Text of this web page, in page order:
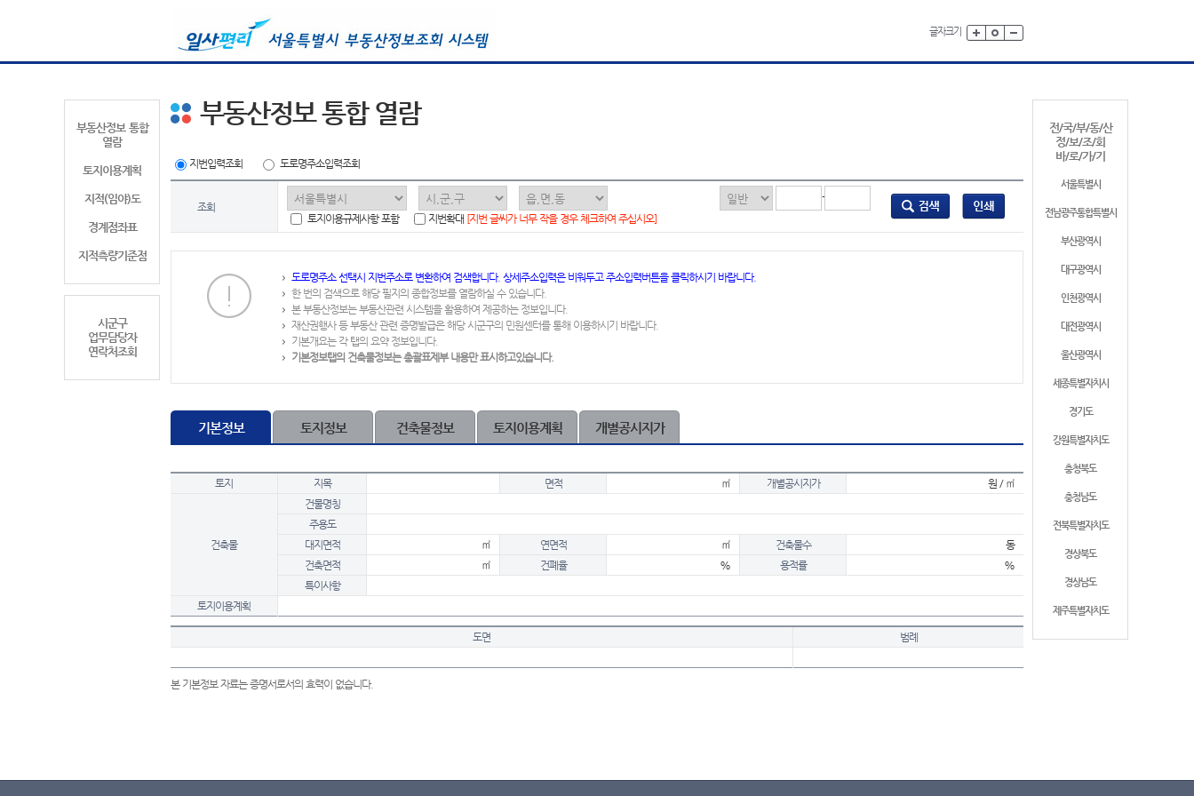
글자크기
부동산정보 통합
열람
토지이용계획
지적(임야)도
경계점좌표
지적측량기준점
시군구
업무담당자
연락처조회
전/국/부/동/산
정/보/조/회
바/로/가/기
서울특별시
전남광주통합특별시
부산광역시
대구광역시
인천광역시
대전광역시
울산광역시
세종특별자치시
경기도
강원특별자치도
충청북도
충청남도
전북특별자치도
경상북도
경상남도
제주특별자치도
부동산정보 통합 열람
지번입력조회 도로명주소입력조회
조회
-
토지이용규제사항 포함
지번확대 [지번 글씨가 너무 작을 경우 체크하여 주십시오]
도로명주소 선택시 지번주소로 변환하여 검색합니다. 상세주소입력은 비워두고 주소입력버튼을 클릭하시기 바랍니다.
한 번의 검색으로 해당 필지의 종합정보를 열람하실 수 있습니다.
본 부동산정보는 부동산관련 시스템을 활용하여 제공하는 정보입니다.
재산권행사 등 부동산 관련 증명발급은 해당 시군구의 민원센터를 통해 이용하시기 바랍니다.
기본개요는 각 탭의 요약 정보입니다.
기본정보탭의 건축물정보는 총괄표제부 내용만 표시하고있습니다.
기본정보 토지정보 건축물정보 토지이용계획 개별공시지가
토지 지목 면적 ㎡ 개별공시지가 원 / ㎡
건축물
건물명칭
주용도
대지면적
㎡ 연면적 ㎡ 건축물수
동
건축면적
㎡ 건폐율 % 용적률
%
특이사항
토지이용계획
도면 범례
본 기본정보 자료는 증명서로서의 효력이 없습니다.